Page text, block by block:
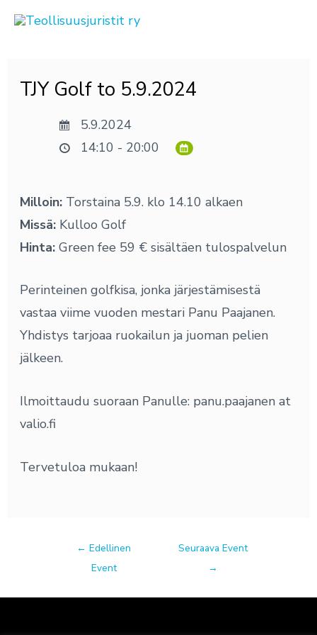
Siirry
TJY Golf to 5.9.2024
5.9.2024
14:10 - 20:00
Milloin:Torstaina 5.9. klo 14.10 alkaen
Missä:Kulloo Golf
Hinta:Green fee 59 € sisältäen tulospalvelun
Perinteinen golfkisa, jonka järjestämisestä
vastaa viime vuoden mestari Panu Paajanen.
Yhdistys tarjoaa ruokailun ja juoman pelien
jälkeen.
Ilmoittaudu suoraan Panulle: panu.paajanen at
valio.fi
Tervetuloa mukaan!
navigation
← Edellinen
Event
Seuraava Event
→